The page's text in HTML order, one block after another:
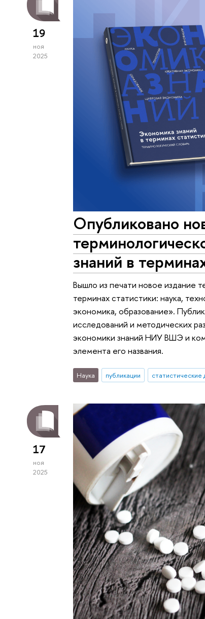
19
ноя
2025
Опубликовано
знаний в
Вышло из печати новое издание
терминах статистики: наука,
экономика, образование».
исследований и методических
экономики знаний НИУ ВШЭ и
элемента его названия.
Наука публикации статистические
17
ноя
2025